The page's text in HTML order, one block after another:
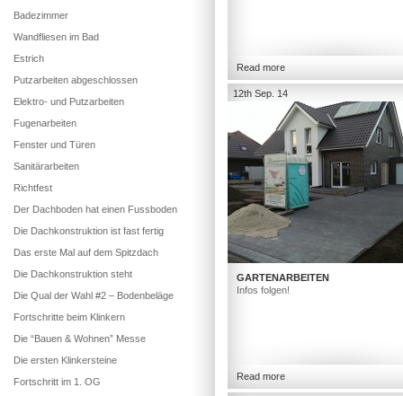
Read more
12th Sep. 14
GARTENARBEITEN
Infos folgen!
Read more
Badezimmer
Wandfliesen im Bad
Estrich
Putzarbeiten abgeschlossen
Elektro- und Putzarbeiten
Fugenarbeiten
Fenster und Türen
Sanitärarbeiten
Richtfest
Der Dachboden hat einen Fussboden
Die Dachkonstruktion ist fast fertig
Das erste Mal auf dem Spitzdach
Die Dachkonstruktion steht
Die Qual der Wahl #2 – Bodenbeläge
Fortschritte beim Klinkern
Die “Bauen & Wohnen” Messe
Die ersten Klinkersteine
Fortschritt im 1. OG